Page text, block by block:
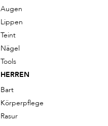
Augen
Lippen
Teint
Nägel
Tools
HERREN
Bart
Körperpflege
Rasur